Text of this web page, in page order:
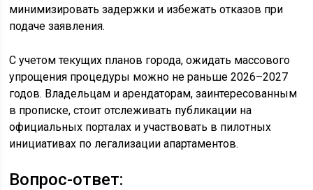
минимизировать задержки и избежать отказов при
подаче заявления.
С учетом текущих планов города, ожидать массового
упрощения процедуры можно не раньше 2026–2027
годов. Владельцам и арендаторам, заинтересованным
в прописке, стоит отслеживать публикации на
официальных порталах и участвовать в пилотных
инициативах по легализации апартаментов.
Вопрос-ответ: